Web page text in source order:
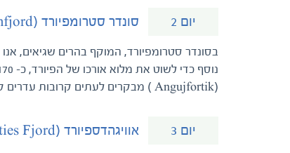
יום 2 סונדר סטרומפיורד (Sondre Stromfjord)
(Angujfortik ) מבקרים לעתים קרובות עדרים קטנים של שורי המושק. אנו ננחת שם כדי לצפות בהם ממרחק.
יום 3 אוויגהדספיורד (Evighedsfjord - Eternities Fjord)